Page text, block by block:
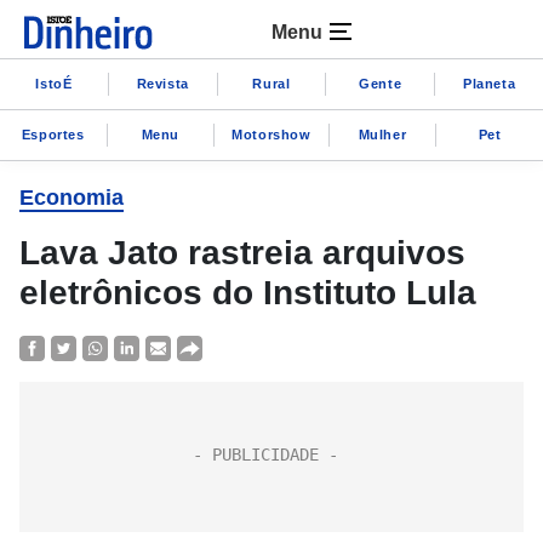
Menu
IstoÉ Revista Rural Gente Planeta
Esportes Menu Motorshow Mulher Pet
Economia
Lava Jato rastreia arquivos
eletrônicos do Instituto Lula